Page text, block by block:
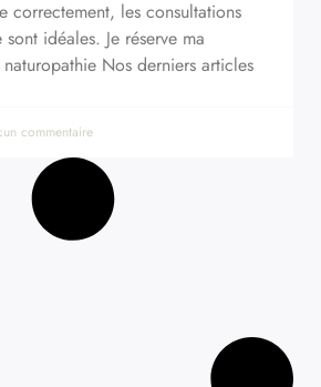
correctement, les consultations
idéales. Je réserve ma
Nos derniers articles
commentaire